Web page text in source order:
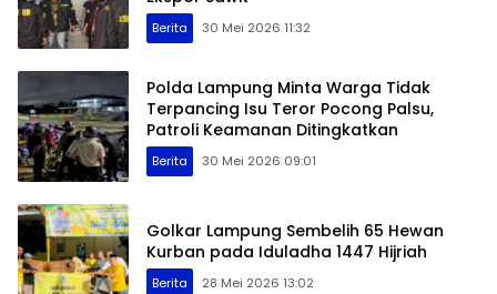
Berita 30 Mei 2026 11:32
Polda Lampung Minta Warga Tidak
Terpancing Isu Teror Pocong Palsu,
Patroli Keamanan Ditingkatkan
Berita 30 Mei 2026 09:01
Golkar Lampung Sembelih 65 Hewan
Kurban pada Iduladha 1447 Hijriah
Berita 28 Mei 2026 13:02